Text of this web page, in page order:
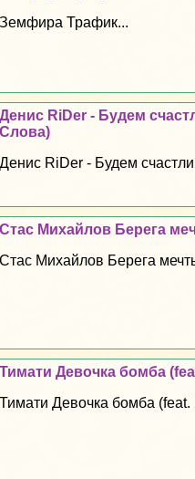
Земфира Трафик...
Денис RiDer - Будем
Слова)
Денис RiDer - Будем
Стас Михайлов Берега
Стас Михайлов Берега
Тимати Дeвoчка бомба
Тимати Дeвoчка бомба (feat.